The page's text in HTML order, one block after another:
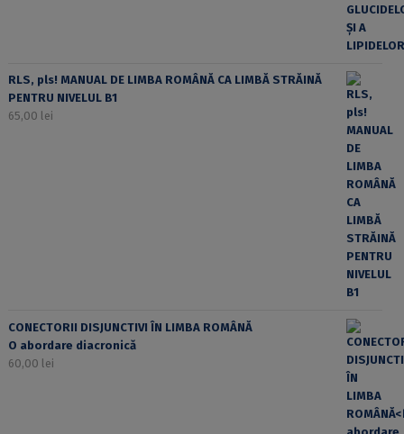
RLS, pls! MANUAL DE LIMBA ROMÂNĂ CA LIMBĂ STRĂINĂ
PENTRU NIVELUL B1
65,00 lei
CONECTORII DISJUNCTIVI ÎN LIMBA ROMÂNĂ
O abordare diacronică
60,00 lei